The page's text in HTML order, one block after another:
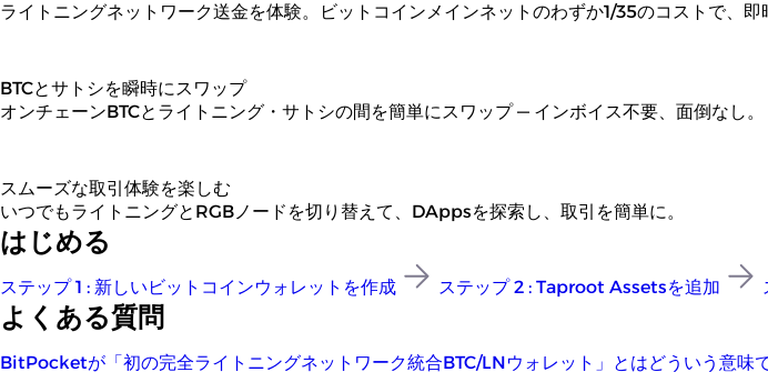
ライトニングネットワーク送金を体験。ビットコインメインネットのわずか1/35のコストで、即
BTCとサトシを瞬時にスワップ
オンチェーンBTCとライトニング・サトシの間を簡単にスワップ — インボイス不要、面倒なし。
スムーズな取引体験を楽しむ
いつでもライトニングとRGBノードを切り替えて、DAppsを探索し、取引を簡単に。
はじめる
ステップ 1 : 新しいビットコインウォレットを作成 ステップ 2 : Taproot Assetsを追加
よくある質問
BitPocketが「初の完全ライトニングネットワーク統合BTC/LNウォレット」とはどういう意味